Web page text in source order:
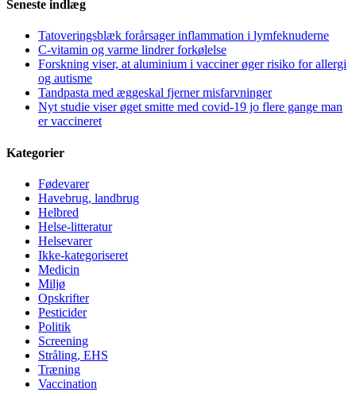
Seneste indlæg
Tatoveringsblæk forårsager inflammation i lymfeknuderne
C-vitamin og varme lindrer forkølelse
Forskning viser, at aluminium i vacciner øger risiko for allergi
og autisme
Tandpasta med æggeskal fjerner misfarvninger
Nyt studie viser øget smitte med covid-19 jo flere gange man
er vaccineret
Kategorier
Fødevarer
Havebrug, landbrug
Helbred
Helse-litteratur
Helsevarer
Ikke-kategoriseret
Medicin
Miljø
Opskrifter
Pesticider
Politik
Screening
Stråling, EHS
Træning
Vaccination